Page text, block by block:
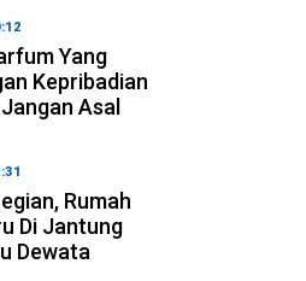
Yang
Kepribadian
Asal
Rumah
Di Jantung
Dewata